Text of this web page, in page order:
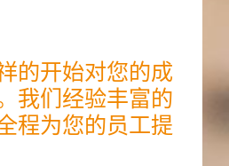
的开始对您的成
我们经验丰富的
程为您的员工提